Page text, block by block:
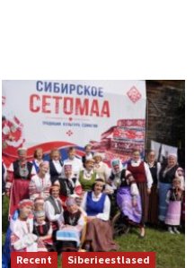
Recent Siberieestlased